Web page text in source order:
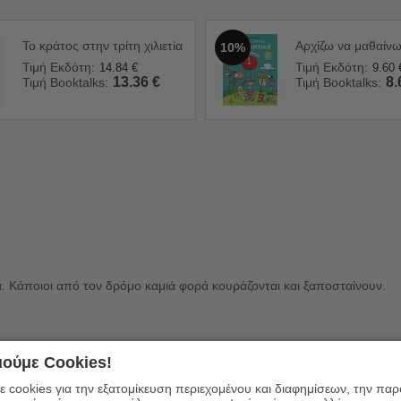
Το κράτος στην τρίτη χιλιετία
Τιμή Εκδότη: 14.84 €
Τιμή Booktalks: 13.36 €
10%
Αρχίζω να μαθαίνω
Τιμή Εκδότη: 9.60
Τιμή Booktalks:
από τον δρόμο καμιά φορά κουράζονται και ξαποσταίνουν.
σταυρό σου. Να σε βρει το τέλος, το πέρασμα, και τα χέρια σου να
Cookies!
cookies για την εξατομίκευση περιεχομένου και διαφημίσεων, την